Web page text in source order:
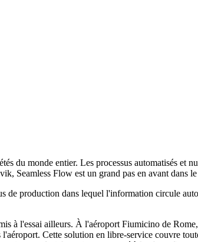
du monde entier. Les processus automatisés et
Seamless Flow est un grand pas en avant dans
de production dans lequel l'information circule
à l'essai ailleurs. À l'aéroport Fiumicino de
Cette solution en libre-service couvre